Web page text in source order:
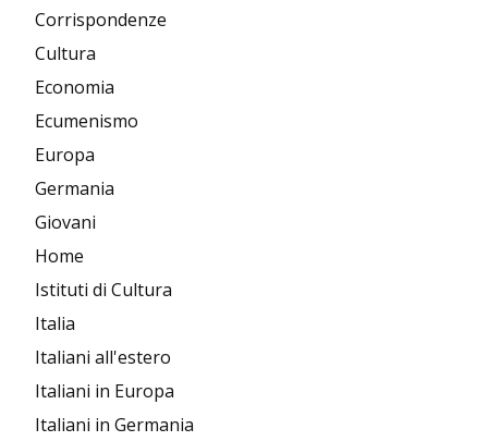
Corrispondenze
Cultura
Economia
Ecumenismo
Europa
Germania
Giovani
Home
Istituti di Cultura
Italia
Italiani all'estero
Italiani in Europa
Italiani in Germania